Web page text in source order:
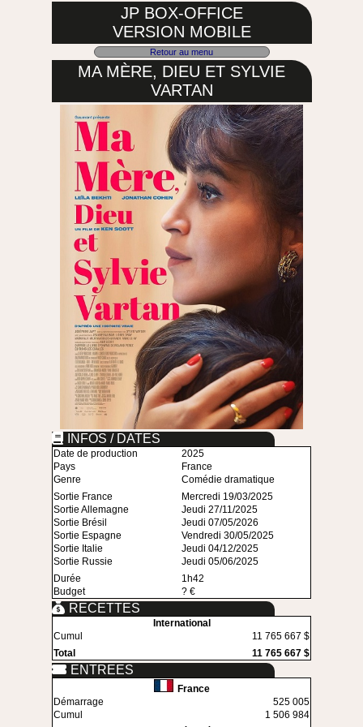
JP BOX-OFFICE
VERSION MOBILE
Retour au menu
MA MÈRE, DIEU ET SYLVIE
VARTAN
INFOS / DATES
Date de production
2025
Pays
France
Genre
Comédie dramatique
Sortie France
Mercredi 19/03/2025
Sortie Allemagne
Jeudi 27/11/2025
Sortie Brésil
Jeudi 07/05/2026
Sortie Espagne
Vendredi 30/05/2025
Sortie Italie
Jeudi 04/12/2025
Sortie Russie
Jeudi 05/06/2025
Durée
1h42
Budget
? €
RECETTES
International
Cumul
11 765 667 $
Total
11 765 667 $
ENTREES
France
Démarrage
525 005
Cumul
1 506 984